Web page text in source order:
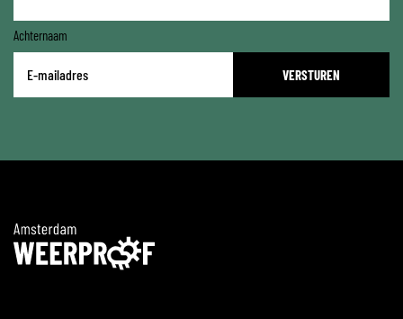
Achternaam
mailadres